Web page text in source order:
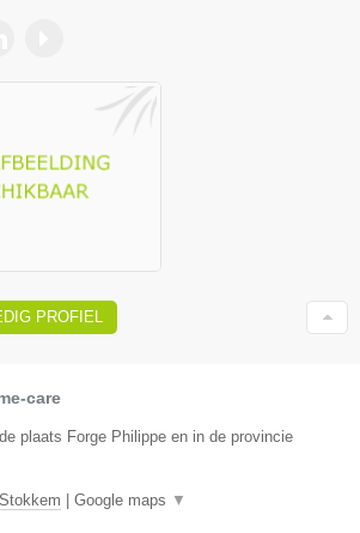
PROFIEL
care
plaats Forge Philippe en in de provincie
| Google maps ▼